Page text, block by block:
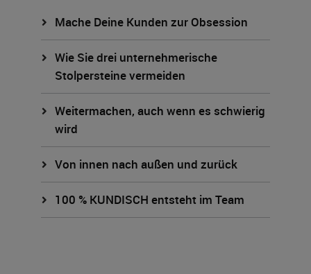
Mache Deine Kunden zur Obsession
Wie Sie drei unternehmerische
Stolpersteine vermeiden
Weitermachen, auch wenn es schwierig
wird
Von innen nach außen und zurück
100 % KUNDISCH entsteht im Team